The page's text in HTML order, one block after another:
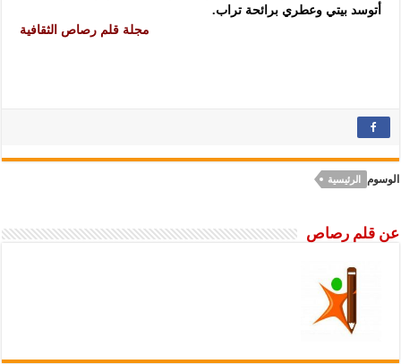
أتوسد بيتي وعطري برائحة تراب.
مجلة قلم رصاص الثقافية
الوسوم الرئيسية
عن قلم رصاص